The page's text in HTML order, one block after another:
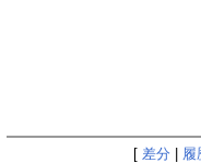
[ 差分 履